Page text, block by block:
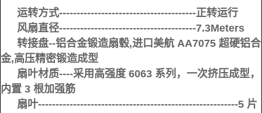
运转方式---------------------------------------正转运行
风扇直径---------------------------------------7.3Meters
转接盘--铝合金锻造扇毂,进口美航 AA7075 超硬铝合
金,高压精密锻造成型
扇叶材质----采用高强度 6063 系列，一次挤压成型，
内置 3 根加强筋
扇叶---------------------------------------------------------5 片